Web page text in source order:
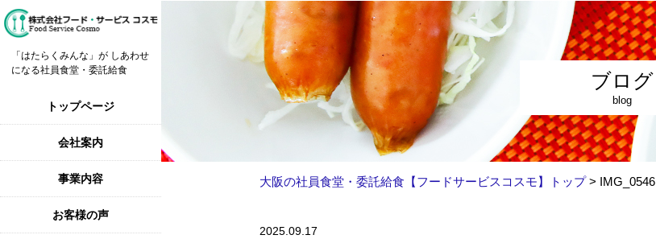
「はたらくみんな」が しあわせ
になる社員食堂・委託給食
トップページ
会社案内
事業内容
お客様の声
ブログ
blog
大阪の社員食堂・委託給食【フードサービスコスモ】トップ> IMG_0546
2025.09.17